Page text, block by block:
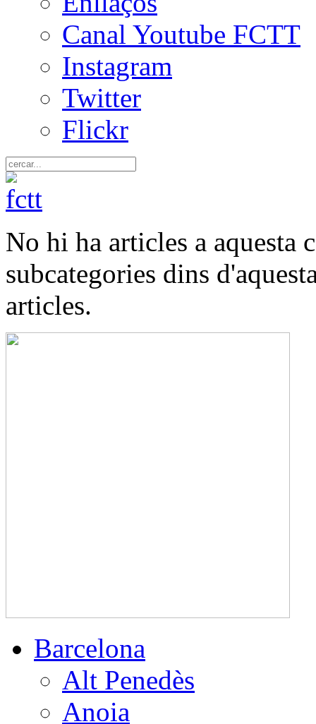
Canal Youtube FCTT
Instagram
Twitter
Flickr
No hi ha articles a aquesta
subcategories dins
articles.
Barcelona
Alt Penedès
Anoia